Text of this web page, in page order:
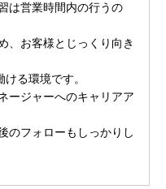
は営業時間内の行うの
、お客様とじっくり向き
る環境です。
ージャーへのキャリアア
のフォローもしっかりし